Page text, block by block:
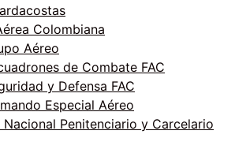
Colombiana
Aéreo
de Combate FAC
y Defensa FAC
Especial Aéreo
Penitenciario y Carcelario